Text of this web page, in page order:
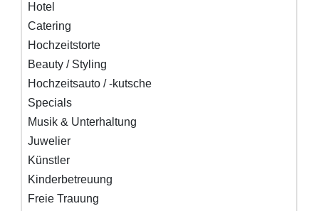
Hotel
Catering
Hochzeitstorte
Beauty / Styling
Hochzeitsauto / -kutsche
Specials
Musik & Unterhaltung
Juwelier
Künstler
Kinderbetreuung
Freie Trauung